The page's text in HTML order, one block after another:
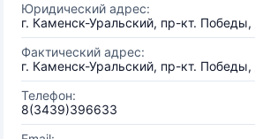
Юридический адрес:
г. Каменск-Уральский, пр-кт. Победы,
Фактический адрес:
г. Каменск-Уральский, пр-кт. Победы,
Телефон:
8(3439)396633